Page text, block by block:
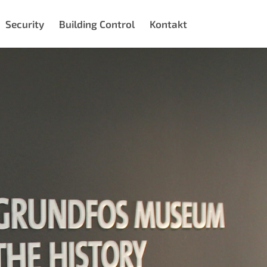
Security Building Control Kontakt